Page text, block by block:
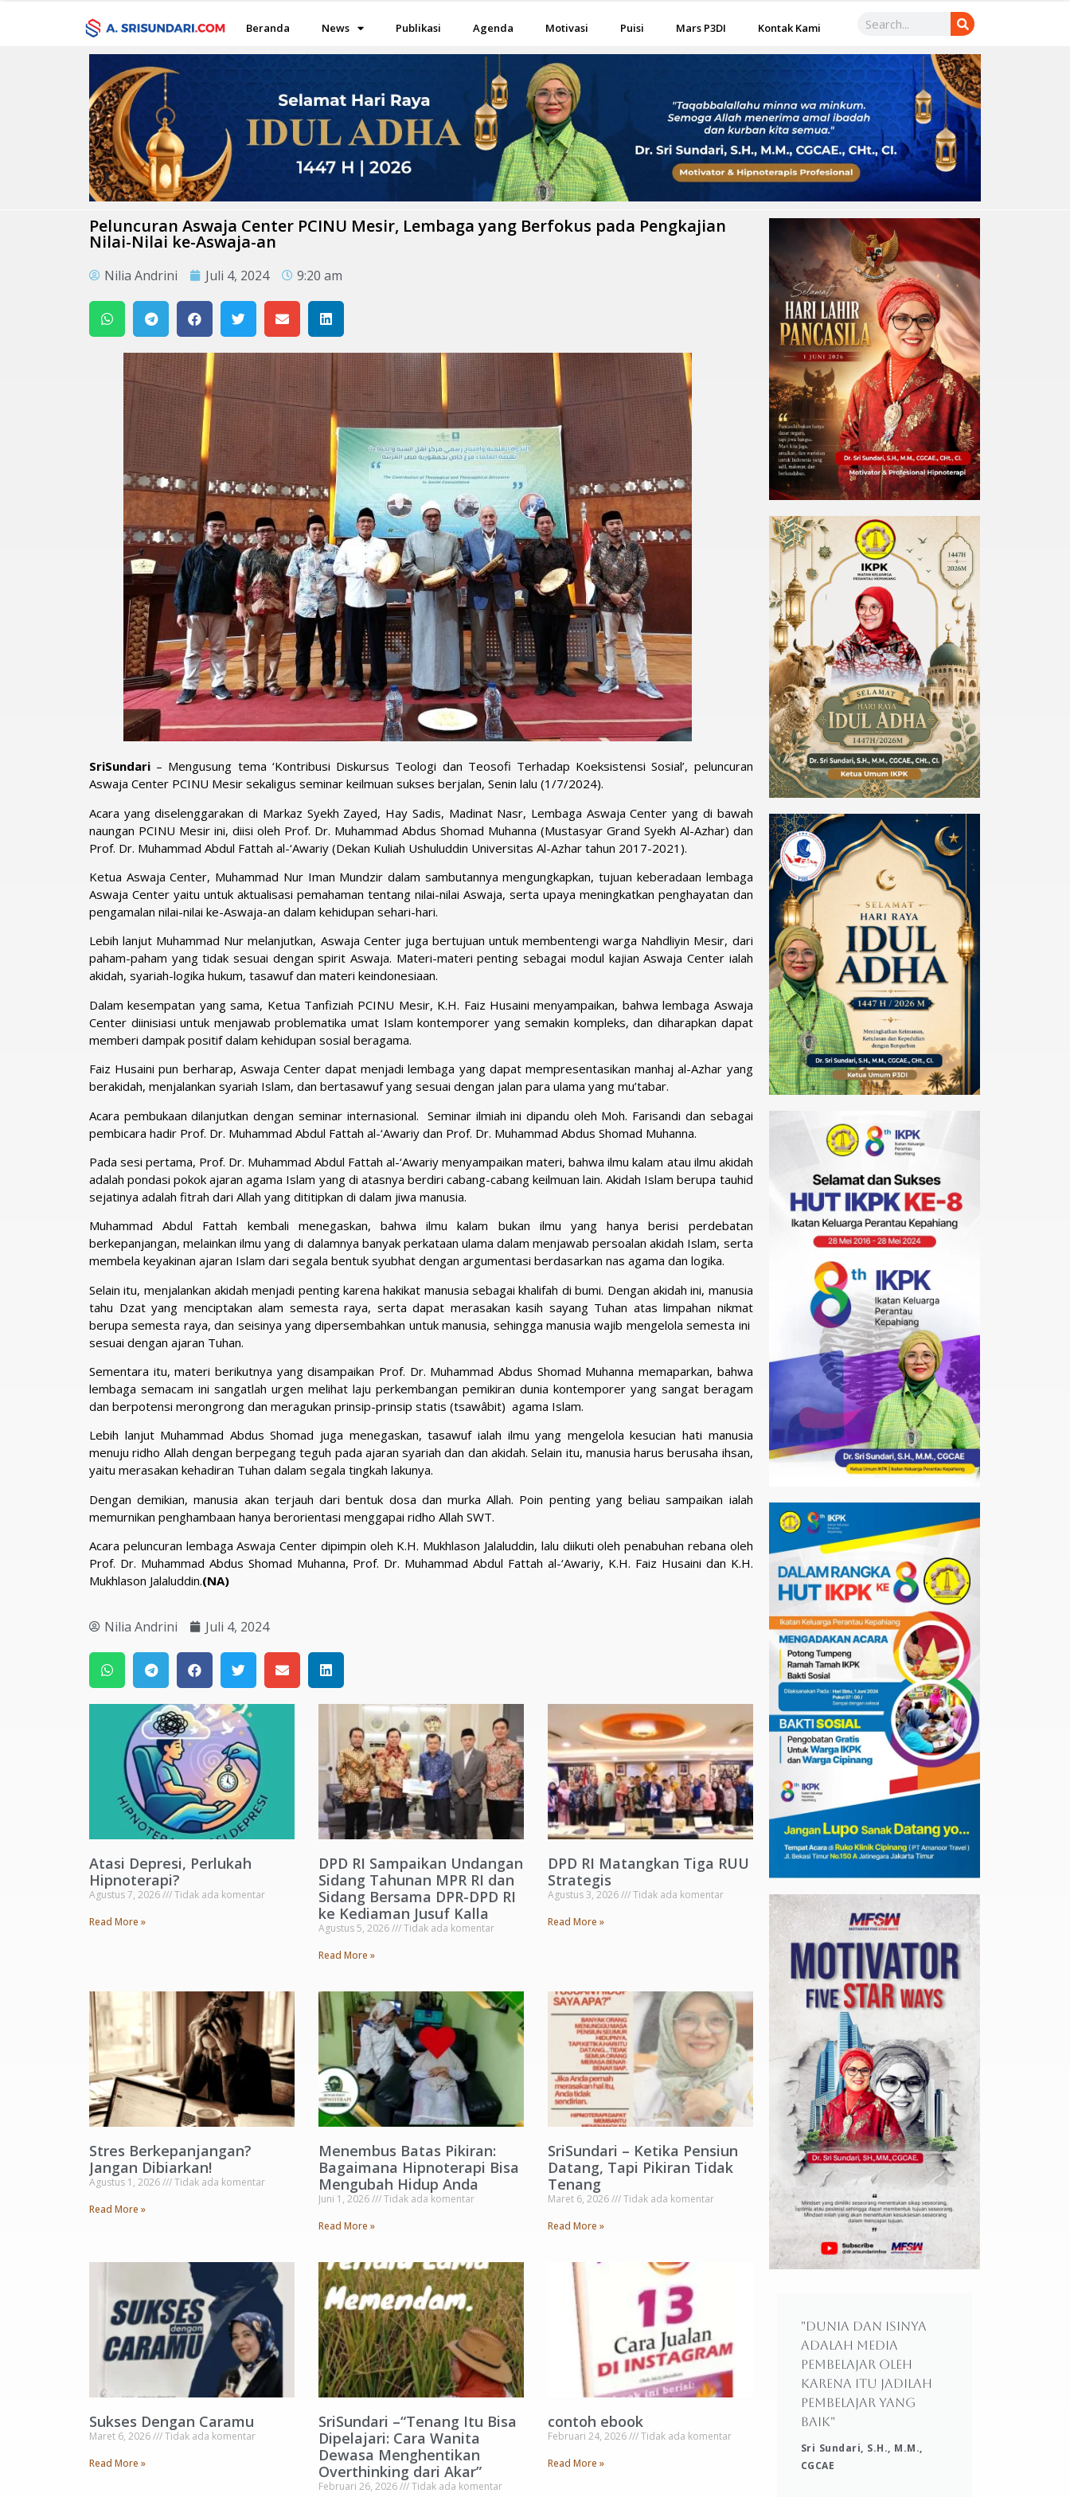
Beranda News Publikasi Agenda Motivasi Puisi Mars P3DI Kontak Kami
Peluncuran Aswaja Center PCINU Mesir, Lembaga yang Berfokus pada Pengkajian
Nilai-Nilai ke-Aswaja-an
Nilia Andrini Juli 4, 2024 9:20 am
SriSundari – Mengusung tema ‘Kontribusi Diskursus Teologi dan Teosofi Terhadap Koeksistensi Sosial’, peluncuran
Aswaja Center PCINU Mesir sekaligus seminar keilmuan sukses berjalan, Senin lalu (1/7/2024).
Acara yang diselenggarakan di Markaz Syekh Zayed, Hay Sadis, Madinat Nasr, Lembaga Aswaja Center yang di bawah
naungan PCINU Mesir ini, diisi oleh Prof. Dr. Muhammad Abdus Shomad Muhanna (Mustasyar Grand Syekh Al-Azhar) dan
Prof. Dr. Muhammad Abdul Fattah al-‘Awariy (Dekan Kuliah Ushuluddin Universitas Al-Azhar tahun 2017-2021).
Ketua Aswaja Center, Muhammad Nur Iman Mundzir dalam sambutannya mengungkapkan, tujuan keberadaan lembaga
Aswaja Center yaitu untuk aktualisasi pemahaman tentang nilai-nilai Aswaja, serta upaya meningkatkan penghayatan dan
pengamalan nilai-nilai ke-Aswaja-an dalam kehidupan sehari-hari.
Lebih lanjut Muhammad Nur melanjutkan, Aswaja Center juga bertujuan untuk membentengi warga Nahdliyin Mesir, dari
paham-paham yang tidak sesuai dengan spirit Aswaja. Materi-materi penting sebagai modul kajian Aswaja Center ialah
akidah, syariah-logika hukum, tasawuf dan materi keindonesiaan.
Dalam kesempatan yang sama, Ketua Tanfiziah PCINU Mesir, K.H. Faiz Husaini menyampaikan, bahwa lembaga Aswaja
Center diinisiasi untuk menjawab problematika umat Islam kontemporer yang semakin kompleks, dan diharapkan dapat
memberi dampak positif dalam kehidupan sosial beragama.
Faiz Husaini pun berharap, Aswaja Center dapat menjadi lembaga yang dapat mempresentasikan manhaj al-Azhar yang
berakidah, menjalankan syariah Islam, dan bertasawuf yang sesuai dengan jalan para ulama yang mu’tabar.
Acara pembukaan dilanjutkan dengan seminar internasional. Seminar ilmiah ini dipandu oleh Moh. Farisandi dan sebagai
pembicara hadir Prof. Dr. Muhammad Abdul Fattah al-‘Awariy dan Prof. Dr. Muhammad Abdus Shomad Muhanna.
Pada sesi pertama, Prof. Dr. Muhammad Abdul Fattah al-‘Awariy menyampaikan materi, bahwa ilmu kalam atau ilmu akidah
adalah pondasi pokok ajaran agama Islam yang di atasnya berdiri cabang-cabang keilmuan lain. Akidah Islam berupa tauhid
sejatinya adalah fitrah dari Allah yang dititipkan di dalam jiwa manusia.
Muhammad Abdul Fattah kembali menegaskan, bahwa ilmu kalam bukan ilmu yang hanya berisi perdebatan
berkepanjangan, melainkan ilmu yang di dalamnya banyak perkataan ulama dalam menjawab persoalan akidah Islam, serta
membela keyakinan ajaran Islam dari segala bentuk syubhat dengan argumentasi berdasarkan nas agama dan logika.
Selain itu, menjalankan akidah menjadi penting karena hakikat manusia sebagai khalifah di bumi. Dengan akidah ini, manusia
tahu Dzat yang menciptakan alam semesta raya, serta dapat merasakan kasih sayang Tuhan atas limpahan nikmat
berupa semesta raya, dan seisinya yang dipersembahkan untuk manusia, sehingga manusia wajib mengelola semesta ini
sesuai dengan ajaran Tuhan.
Sementara itu, materi berikutnya yang disampaikan Prof. Dr. Muhammad Abdus Shomad Muhanna memaparkan, bahwa
lembaga semacam ini sangatlah urgen melihat laju perkembangan pemikiran dunia kontemporer yang sangat beragam
dan berpotensi merongrong dan meragukan prinsip-prinsip statis (tsawâbit) agama Islam.
Lebih lanjut Muhammad Abdus Shomad juga menegaskan, tasawuf ialah ilmu yang mengelola kesucian hati manusia
menuju ridho Allah dengan berpegang teguh pada ajaran syariah dan dan akidah. Selain itu, manusia harus berusaha ihsan,
yaitu merasakan kehadiran Tuhan dalam segala tingkah lakunya.
Dengan demikian, manusia akan terjauh dari bentuk dosa dan murka Allah. Poin penting yang beliau sampaikan ialah
memurnikan penghambaan hanya berorientasi menggapai ridho Allah SWT.
Acara peluncuran lembaga Aswaja Center dipimpin oleh K.H. Mukhlason Jalaluddin, lalu diikuti oleh penabuhan rebana oleh
Prof. Dr. Muhammad Abdus Shomad Muhanna, Prof. Dr. Muhammad Abdul Fattah al-‘Awariy, K.H. Faiz Husaini dan K.H.
Mukhlason Jalaluddin.(NA)
Nilia Andrini Juli 4, 2024
Atasi Depresi, Perlukah
Hipnoterapi?
Agustus 7, 2026
Tidak ada komentar
Read More »
DPD RI Sampaikan Undangan
Sidang Tahunan MPR RI dan
Sidang Bersama DPR-DPD RI
ke Kediaman Jusuf Kalla
Agustus 5, 2026
Tidak ada komentar
Read More »
DPD RI Matangkan Tiga RUU
Strategis
Agustus 3, 2026
Tidak ada komentar
Read More »
Stres Berkepanjangan?
Jangan Dibiarkan!
Agustus 1, 2026
Tidak ada komentar
Read More »
Menembus Batas Pikiran:
Bagaimana Hipnoterapi Bisa
Mengubah Hidup Anda
Juni 1, 2026
Tidak ada komentar
Read More »
SriSundari – Ketika Pensiun
Datang, Tapi Pikiran Tidak
Tenang
Maret 6, 2026
Tidak ada komentar
Read More »
Sukses Dengan Caramu
Maret 6, 2026
Tidak ada komentar
Read More »
SriSundari –“Tenang Itu Bisa
Dipelajari: Cara Wanita
Dewasa Menghentikan
Overthinking dari Akar”
Februari 26, 2026 Tidak ada komentar
contoh ebook
Februari 24, 2026
Tidak ada komentar
Read More »
"Dunia dan isinya
adalah media
pembelajar oleh
karena itu jadilah
pembelajar yang
baik"
Sri Sundari, S.H., M.M.,
CGCAE